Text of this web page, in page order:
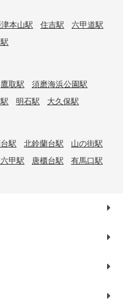
本山駅 住吉駅
六甲道駅
鷹取駅
須磨海浜公園駅
明石駅 大久保駅
駅 北鈴蘭台駅
山の街駅
甲駅 唐櫃台駅
有馬口駅